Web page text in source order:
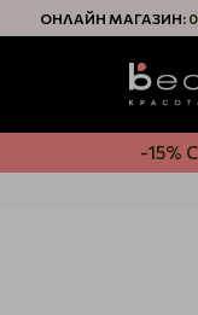
ОНЛАЙН МАГАЗИН:
-15%